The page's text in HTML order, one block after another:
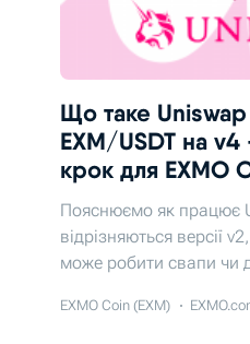
Що таке Uniswap
EXM/USDT на
крок для EXMO
Пояснюємо як працює
відрізняються версії
може робити свапи чи
EXMO Coin (EXM)